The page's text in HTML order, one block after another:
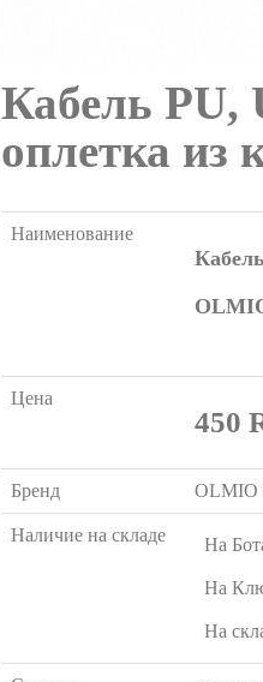
Кабель PU,
оплетка из
Наименование
Цена
450
Бренд OLMIO
Наличие на складе На
На
На